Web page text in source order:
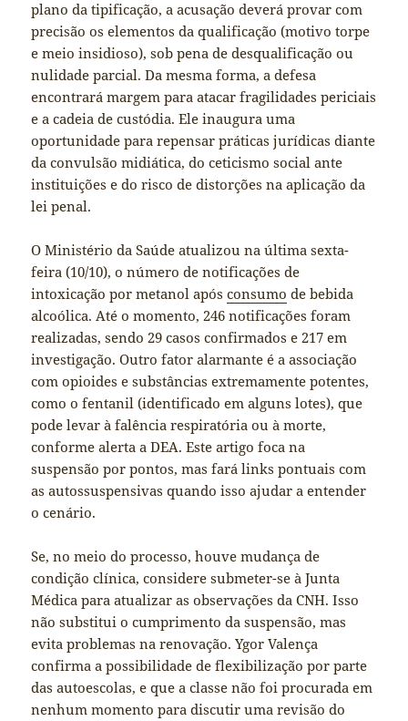
plano da tipificação, a acusação deverá provar com
precisão os elementos da qualificação (motivo torpe
e meio insidioso), sob pena de desqualificação ou
nulidade parcial. Da mesma forma, a defesa
encontrará margem para atacar fragilidades periciais
e a cadeia de custódia. Ele inaugura uma
oportunidade para repensar práticas jurídicas diante
da convulsão midiática, do ceticismo social ante
instituições e do risco de distorções na aplicação da
lei penal.
O Ministério da Saúde atualizou na última sexta-
feira (10/10), o número de notificações de
intoxicação por metanol apósconsumo de bebida
alcoólica. Até o momento, 246 notificações foram
realizadas, sendo 29 casos confirmados e 217 em
investigação. Outro fator alarmante é a associação
com opioides e substâncias extremamente potentes,
como o fentanil (identificado em alguns lotes), que
pode levar à falência respiratória ou à morte,
conforme alerta a DEA. Este artigo foca na
suspensão por pontos, mas fará links pontuais com
as autossuspensivas quando isso ajudar a entender
o cenário.
Se, no meio do processo, houve mudança de
condição clínica, considere submeter-se à Junta
Médica para atualizar as observações da CNH. Isso
não substitui o cumprimento da suspensão, mas
evita problemas na renovação. Ygor Valença
confirma a possibilidade de flexibilização por parte
das autoescolas, e que a classe não foi procurada em
nenhum momento para discutir uma revisão do